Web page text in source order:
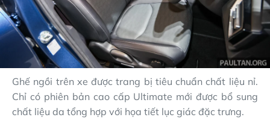
Ghế ngồi trên xe được trang bị tiêu chuẩn chất liệu nỉ.
Chỉ có phiên bản cao cấp Ultimate mới được bổ sung
chất liệu da tổng hợp với họa tiết lục giác đặc trưng.